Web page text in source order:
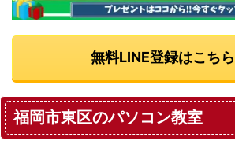
無料LINE登録はこちら
福岡市東区のパソコン教室